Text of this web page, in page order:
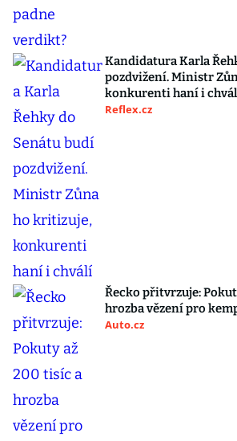
Kandidatura Karla
pozdvižení. Ministr
konkurenti haní i
Reflex.cz
Řecko přitvrzuje:
hrozba vězení pro
Auto.cz